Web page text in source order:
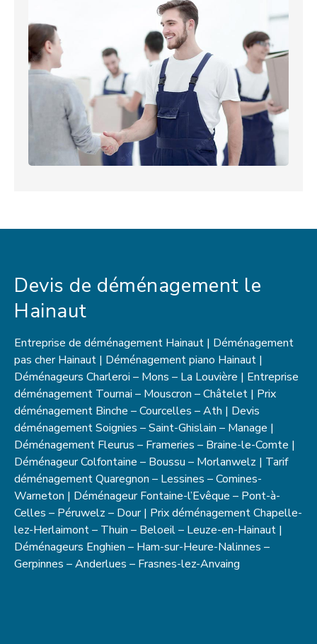
Devis de déménagement le
Hainaut
Entreprise de déménagement Hainaut | Déménagement
pas cher Hainaut | Déménagement piano Hainaut |
Déménageurs Charleroi – Mons – La Louvière | Entreprise
déménagement Tournai – Mouscron – Châtelet | Prix
déménagement Binche – Courcelles – Ath | Devis
déménagement Soignies – Saint-Ghislain – Manage |
Déménagement Fleurus – Frameries – Braine-le-Comte |
Déménageur Colfontaine – Boussu – Morlanwelz | Tarif
déménagement Quaregnon – Lessines – Comines-
Warneton | Déménageur Fontaine-l’Evêque – Pont-à-
Celles – Péruwelz – Dour | Prix déménagement Chapelle-
lez-Herlaimont – Thuin – Beloeil – Leuze-en-Hainaut |
Déménageurs Enghien – Ham-sur-Heure-Nalinnes –
Gerpinnes – Anderlues – Frasnes-lez-Anvaing